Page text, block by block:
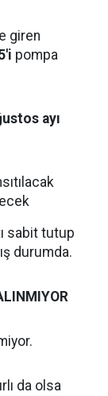
giren
pompa
ayı
sabit tutup
durumda.
da olsa